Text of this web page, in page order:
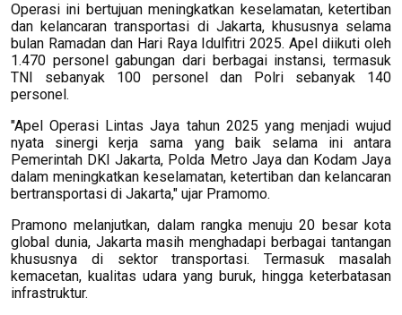
Operasi ini bertujuan meningkatkan keselamatan, ketertiban
dan kelancaran transportasi di Jakarta, khususnya selama
bulan Ramadan dan Hari Raya Idulfitri 2025. Apel diikuti oleh
1.470 personel gabungan dari berbagai instansi, termasuk
TNI sebanyak 100 personel dan Polri sebanyak 140
personel.
"Apel Operasi Lintas Jaya tahun 2025 yang menjadi wujud
nyata sinergi kerja sama yang baik selama ini antara
Pemerintah DKI Jakarta, Polda Metro Jaya dan Kodam Jaya
dalam meningkatkan keselamatan, ketertiban dan kelancaran
bertransportasi di Jakarta," ujar Pramomo.
Pramono melanjutkan, dalam rangka menuju 20 besar kota
global dunia, Jakarta masih menghadapi berbagai tantangan
khususnya di sektor transportasi. Termasuk masalah
kemacetan, kualitas udara yang buruk, hingga keterbatasan
infrastruktur.